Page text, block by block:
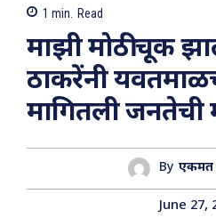
1 min. Read
माझी मोठी चूक
ठाकरेंनी
मागितली जनतेची
By एकमत
June 27,